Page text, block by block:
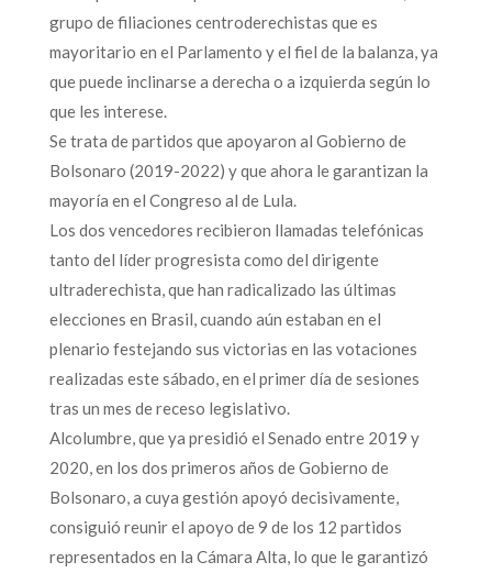
grupo de filiaciones centroderechistas que es
mayoritario en el Parlamento y el fiel de la balanza, ya
que puede inclinarse a derecha o a izquierda según lo
que les interese.
Se trata de partidos que apoyaron al Gobierno de
Bolsonaro (2019-2022) y que ahora le garantizan la
mayoría en el Congreso al de Lula.
Los dos vencedores recibieron llamadas telefónicas
tanto del líder progresista como del dirigente
ultraderechista, que han radicalizado las últimas
elecciones en Brasil, cuando aún estaban en el
plenario festejando sus victorias en las votaciones
realizadas este sábado, en el primer día de sesiones
tras un mes de receso legislativo.
Alcolumbre, que ya presidió el Senado entre 2019 y
2020, en los dos primeros años de Gobierno de
Bolsonaro, a cuya gestión apoyó decisivamente,
consiguió reunir el apoyo de 9 de los 12 partidos
representados en la Cámara Alta, lo que le garantizó